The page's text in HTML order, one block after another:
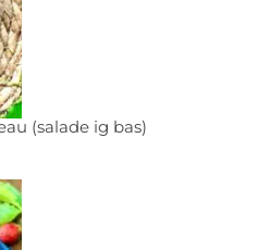
(salade ig bas)